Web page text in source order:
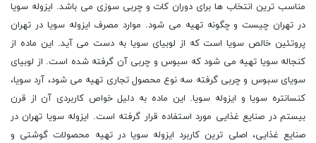
مناسب ترین انتخاب ها برای دوران کات و چربی سوزی می باشد. ایزوله سویا
در تهران چیست و چگونه تهیه می شود. موارد مصرف ایزوله سویا در تهران
پروتئین خالص سویا است که از لوبیای سویا به دست می آید. این ماده از
کنجاله سویا تهیه می شود که سبوس و چربی آن گرفته شده است. از لوبیای
سویای سبوس و چربی گرفته سه نوع محصول تجاری تهیه می شود، آرد سویا،
کنسانتره سویا و ایزوله سویا. این ماده به دلیل خواص کاربردی آن از قرن
بیستم در صنایع غذایی مورد استفاده قرار گرفته است. ایزوله سویا تهران در
صنایع غذایی، اصلی ترین کاربرد ایزوله سویا در تهیه محصولات گوشتی و